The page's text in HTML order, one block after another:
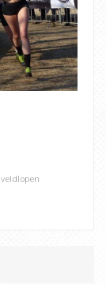
veldlopen